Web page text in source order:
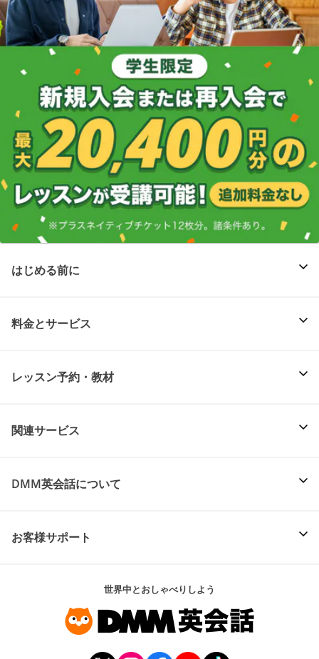
はじめる前に
料金とサービス
レッスン予約・教材
関連サービス
DMM英会話について
お客様サポート
世界中とおしゃべりしよう